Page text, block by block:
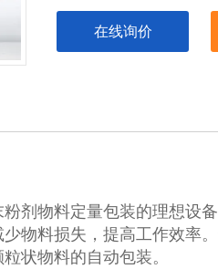
在线询价
剂物料定量包装的理想设
物料损失，提高工作效率
状物料的自动包装。